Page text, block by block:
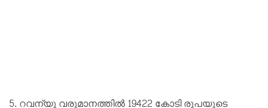
5. റവന്യൂ വരുമാനത്തിൽ 19422 കോടി രൂപയുടെ